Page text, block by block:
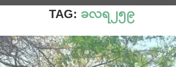
TAG: ခလရ၂၅၉